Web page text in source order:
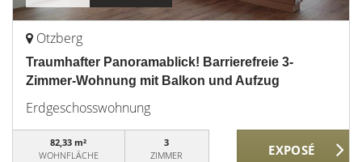
Otzberg
Traumhafter Panoramablick! Barrierefreie 3-
Zimmer-Wohnung mit Balkon und Aufzug
Erdgeschosswohnung
82,33 m²
WOHNFLÄCHE
3
ZIMMER